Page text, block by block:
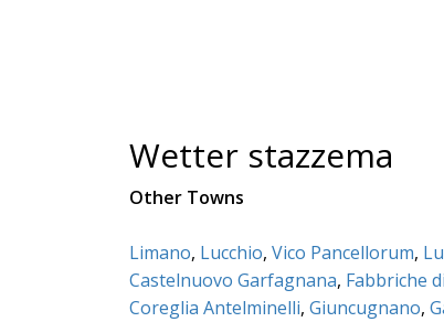
Wetter stazzema
Other Towns
Limano, Lucchio, Vico Pancellorum,
Castelnuovo Garfagnana, Fabbriche
Coreglia Antelminelli, Giuncugnano,